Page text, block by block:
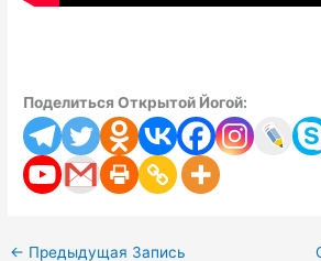
Поделиться Открытой Йогой:
← Предыдущая Запись